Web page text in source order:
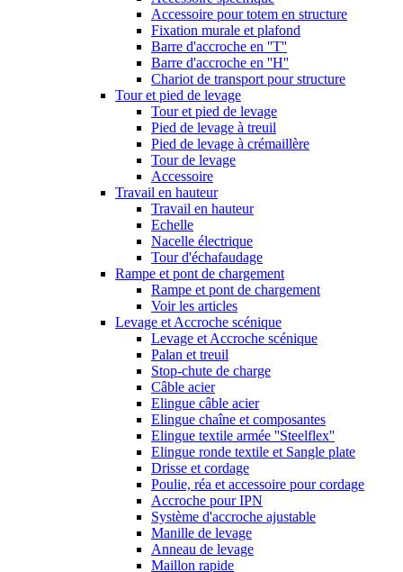
Accessoire pour totem en structure
Fixation murale et plafond
Barre d'accroche en ''T''
Barre d'accroche en ''H''
Chariot de transport pour structure
Tour et pied de levage
Tour et pied de levage
Pied de levage à treuil
Pied de levage à crémaillère
Tour de levage
Accessoire
Travail en hauteur
Travail en hauteur
Echelle
Nacelle électrique
Tour d'échafaudage
Rampe et pont de chargement
Rampe et pont de chargement
Voir les articles
Levage et Accroche scénique
Levage et Accroche scénique
Palan et treuil
Stop-chute de charge
Câble acier
Elingue câble acier
Elingue chaîne et composantes
Elingue textile armée ''Steelflex''
Elingue ronde textile et Sangle plate
Drisse et cordage
Poulie, réa et accessoire pour cordage
Accroche pour IPN
Système d'accroche ajustable
Manille de levage
Anneau de levage
Maillon rapide